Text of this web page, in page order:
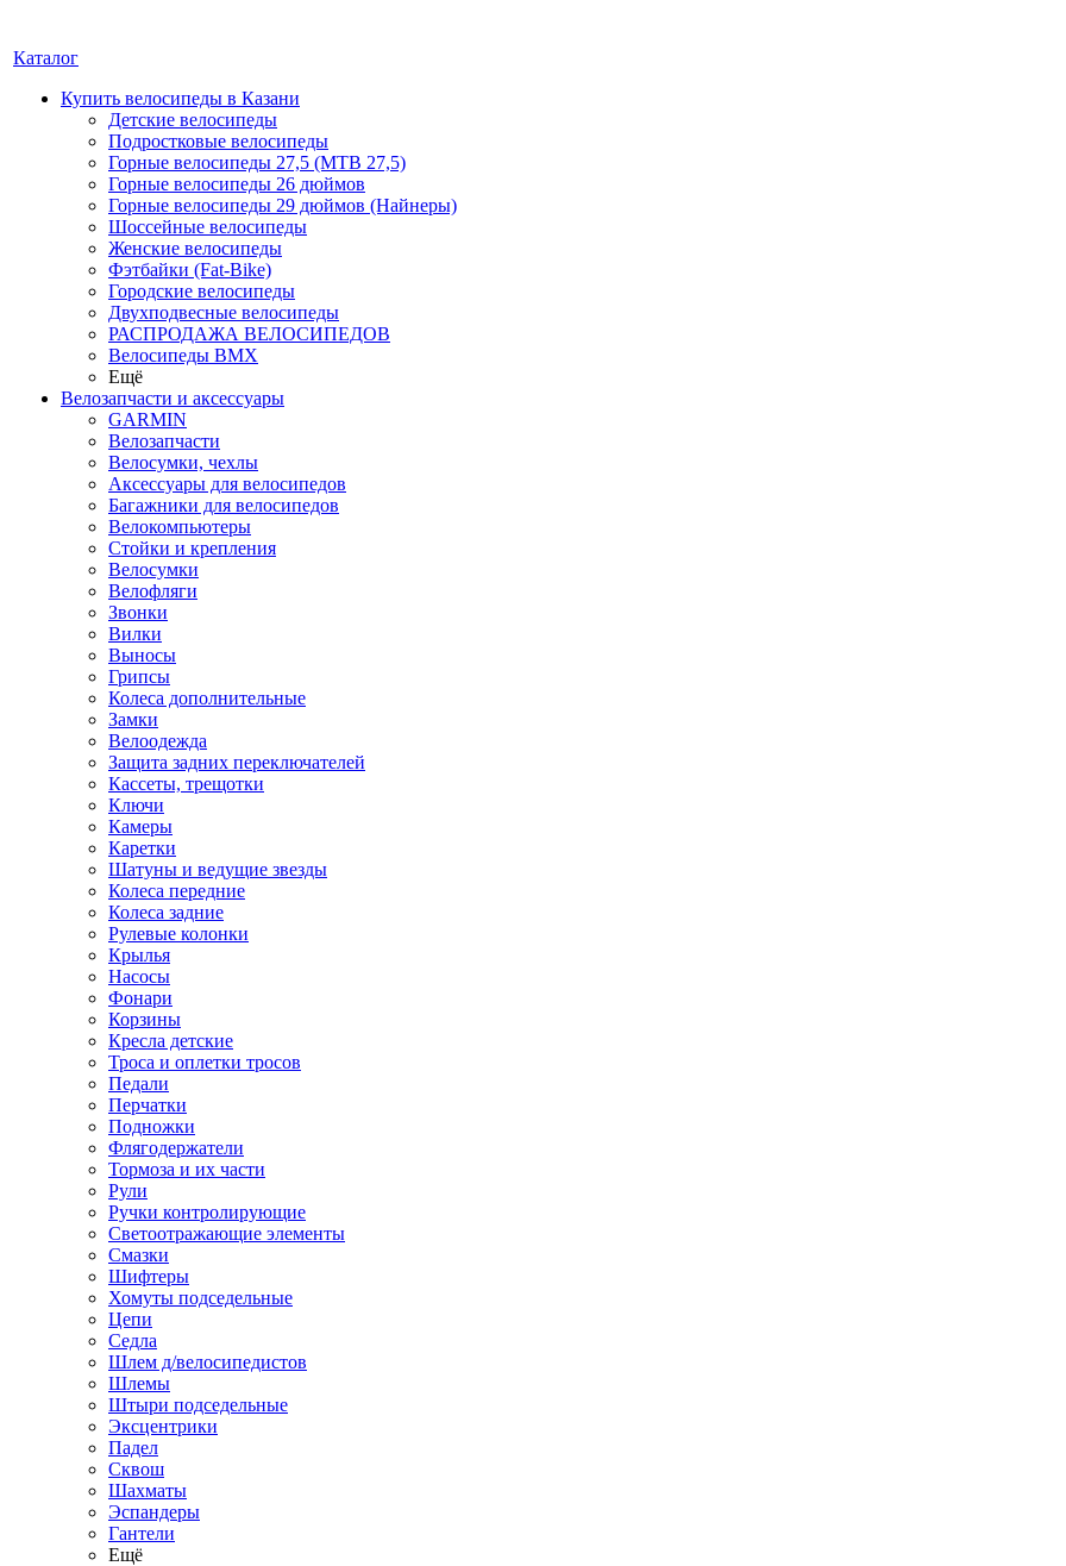
Каталог
Купить велосипеды в Казани
Детские велосипеды
Подростковые велосипеды
Горные велосипеды 27,5 (MTB 27,5)
Горные велосипеды 26 дюймов
Горные велосипеды 29 дюймов (Найнеры)
Шоссейные велосипеды
Женские велосипеды
Фэтбайки (Fat-Bike)
Городские велосипеды
Двухподвесные велосипеды
РАСПРОДАЖА ВЕЛОСИПЕДОВ
Велосипеды BMX
Ещё
Велозапчасти и аксессуары
GARMIN
Велозапчасти
Велосумки, чехлы
Аксессуары для велосипедов
Багажники для велосипедов
Велокомпьютеры
Стойки и крепления
Велосумки
Велофляги
Звонки
Вилки
Выносы
Грипсы
Колеса дополнительные
Замки
Велоодежда
Защита задних переключателей
Кассеты, трещотки
Ключи
Камеры
Каретки
Шатуны и ведущие звезды
Колеса передние
Колеса задние
Рулевые колонки
Крылья
Насосы
Фонари
Корзины
Кресла детские
Троса и оплетки тросов
Педали
Перчатки
Подножки
Флягодержатели
Тормоза и их части
Рули
Ручки контролирующие
Светоотражающие элементы
Смазки
Шифтеры
Хомуты подседельные
Цепи
Седла
Шлем д/велосипедистов
Шлемы
Штыри подседельные
Эксцентрики
Падел
Сквош
Шахматы
Эспандеры
Гантели
Ещё